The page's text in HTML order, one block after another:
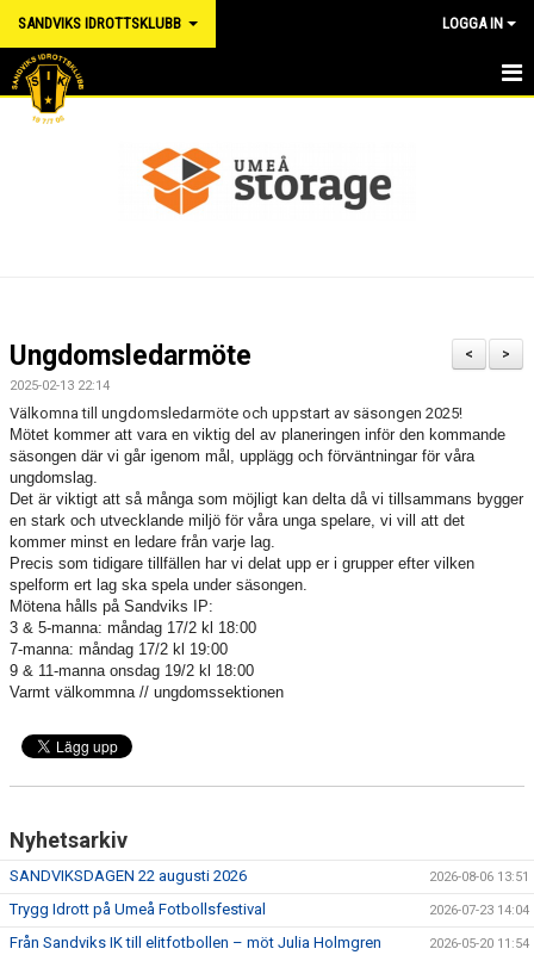
SANDVIKS IDROTTSKLUBB LOGGA IN
HEM
VÄRDEGRUND
UTHYRNING LOKAL
FÖRENINGSKLÄDER
KALENDER
PARTNERS
KONTAKT
>
<
Ungdomsledarmöte
2025-02-13 22:14
Välkomna till ungdomsledarmöte och uppstart av säsongen 2025!
Mötet kommer att vara en viktig del av planeringen inför den kommande
säsongen där vi går igenom mål, upplägg och förväntningar för våra
ungdomslag.
Det är viktigt att så många som möjligt kan delta då vi tillsammans bygger
en stark och utvecklande miljö för våra unga spelare, vi vill att det
kommer minst en ledare från varje lag.
Precis som tidigare tillfällen har vi delat upp er i grupper efter vilken
spelform ert lag ska spela under säsongen.
Mötena hålls på Sandviks IP:
3 & 5-manna: måndag 17/2 kl 18:00
7-manna: måndag 17/2 kl 19:00
9 & 11-manna onsdag 19/2 kl 18:00
Varmt välkommna // ungdomssektionen
Nyhetsarkiv
SANDVIKSDAGEN 22 augusti 2026 2026-08-06 13:51
Trygg Idrott på Umeå Fotbollsfestival 2026-07-23 14:04
Från Sandviks IK till elitfotbollen – möt Julia Holmgren 2026-05-20 11:54